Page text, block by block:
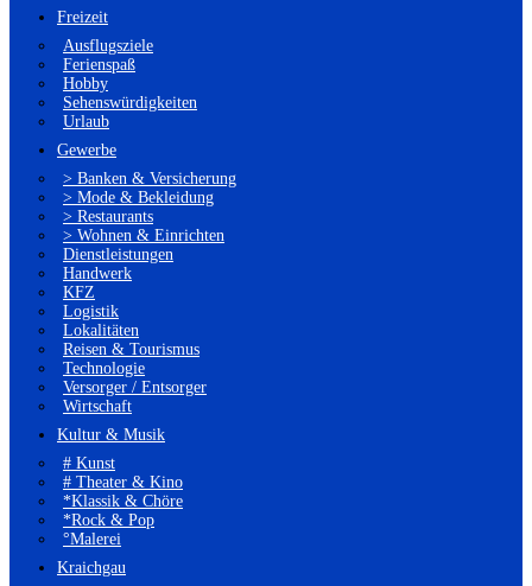
Freizeit
Ausflugsziele
Ferienspaß
Hobby
Sehenswürdigkeiten
Urlaub
Gewerbe
> Banken & Versicherung
> Mode & Bekleidung
> Restaurants
> Wohnen & Einrichten
Dienstleistungen
Handwerk
KFZ
Logistik
Lokalitäten
Reisen & Tourismus
Technologie
Versorger / Entsorger
Wirtschaft
Kultur & Musik
# Kunst
# Theater & Kino
*Klassik & Chöre
*Rock & Pop
°Malerei
Kraichgau